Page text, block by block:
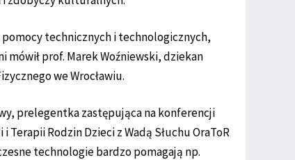
technicznych i technologicznych,
mówił prof. Marek Woźniewski, dziekan
we Wrocławiu.
prelegentka zastępująca na konferencji
Rodzin Dzieci z Wadą Słuchu OraToR
technologie bardzo pomagają np.